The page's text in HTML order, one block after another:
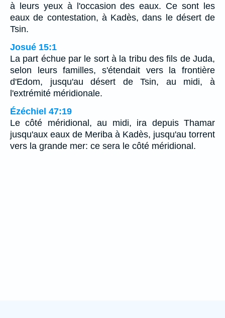
à leurs yeux à l'occasion des eaux. Ce sont les
eaux de contestation, à Kadès, dans le désert de
Tsin.
Josué 15:1
La part échue par le sort à la tribu des fils de Juda,
selon leurs familles, s'étendait vers la frontière
d'Edom, jusqu'au désert de Tsin, au midi, à
l'extrémité méridionale.
Ézéchiel 47:19
Le côté méridional, au midi, ira depuis Thamar
jusqu'aux eaux de Meriba à Kadès, jusqu'au torrent
vers la grande mer: ce sera le côté méridional.